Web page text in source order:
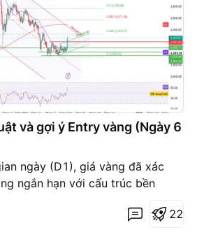
và gợi ý Entry vàng (Ngày 6
ngày (D1), giá vàng đã xác
ngắn hạn với cấu trúc bền
định trên vùng kháng cự
22